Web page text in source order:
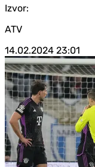
Izvor:
ATV
14.02.2024 23:01